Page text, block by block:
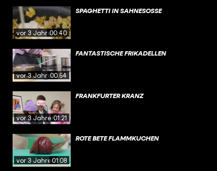
vor 3 Jahren00:40
SPAGHETTI IN SAHNESOSSE
vor 3 Jahren00:54
FANTASTISCHE FRIKADELLEN
vor 3 Jahren01:21
FRANKFURTER KRANZ
vor 3 Jahren01:08
ROTE BETE FLAMMKUCHEN